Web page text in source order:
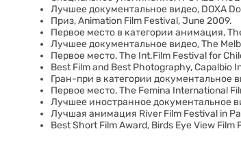
Лучшее документальное видео, DOXA
Приз, Animation Film Festival, June 2009.
Первое место в категории анимация,
Лучшее документальное видео, The
Первое место, The Int.Film Festival for
Best Film and Best Photography, Capalbio
Гран-при в категории документальное
Первое место, The Femina International
Лучшее иностранное документальное
Лучшая анимация River Film Festival in
Best Short Film Award, Birds Eye View Film